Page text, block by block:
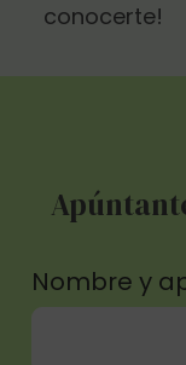
conocerte!
Nombre y